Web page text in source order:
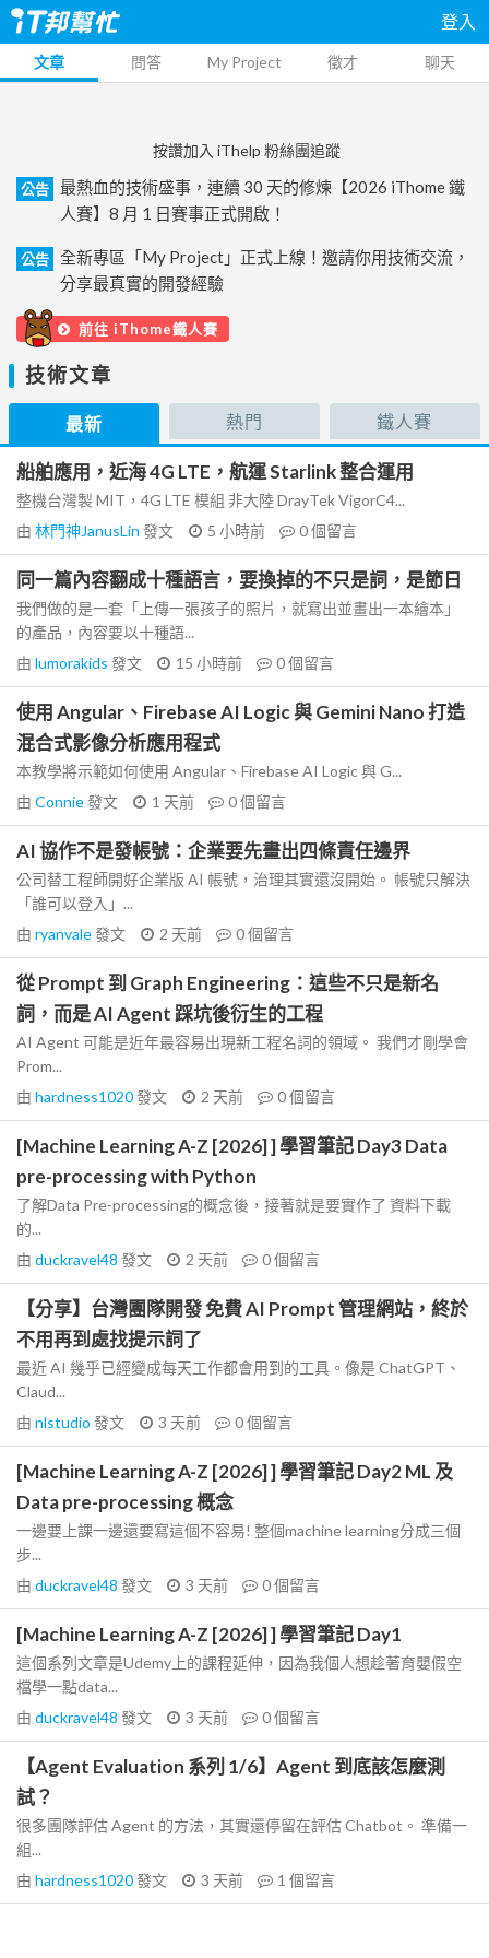
登入
文章 問答 My Project 徵才 聊天
按讚加入 iThelp 粉絲團追蹤
公告
最熱血的技術盛事，連續 30 天的修煉【2026 iThome 鐵
人賽】8 月 1 日賽事正式開啟！
公告
全新專區「My Project」正式上線！邀請你用技術交流，
分享最真實的開發經驗
前往 iThome鐵人賽
技術文章
最新 熱門 鐵人賽
船舶應用，近海 4G LTE，航運 Starlink 整合運用
整機台灣製 MIT，4G LTE 模組 非大陸 DrayTek VigorC4...
由 林門神JanusLin 發文 5 小時前 0個留言
同一篇內容翻成十種語言，要換掉的不只是詞，是節日
我們做的是一套「上傳一張孩子的照片，就寫出並畫出一本繪本」
的產品，內容要以十種語...
由 lumorakids 發文 15 小時前 0個留言
使用 Angular、Firebase AI Logic 與 Gemini Nano 打造
混合式影像分析應用程式
本教學將示範如何使用 Angular、Firebase AI Logic 與 G...
由 Connie發文 1 天前 0個留言
AI 協作不是發帳號：企業要先畫出四條責任邊界
公司替工程師開好企業版 AI 帳號，治理其實還沒開始。 帳號只解決
「誰可以登入」...
由 ryanvale發文 2 天前 0個留言
從 Prompt 到 Graph Engineering：這些不只是新名
詞，而是 AI Agent 踩坑後衍生的工程
AI Agent 可能是近年最容易出現新工程名詞的領域。 我們才剛學會
Prom...
由 hardness1020發文 2 天前 0個留言
[Machine Learning A-Z [2026] ] 學習筆記 Day3 Data
pre-processing with Python
了解Data Pre-processing的概念後，接著就是要實作了 資料下載
的...
由 duckravel48 發文 2 天前 0個留言
【分享】台灣團隊開發 免費 AI Prompt 管理網站，終於
不用再到處找提示詞了
最近 AI 幾乎已經變成每天工作都會用到的工具。像是 ChatGPT、
Claud...
由 nlstudio 發文 3 天前 0個留言
[Machine Learning A-Z [2026] ] 學習筆記 Day2 ML 及
Data pre-processing 概念
一邊要上課一邊還要寫這個不容易! 整個machine learning分成三個
步...
由 duckravel48 發文 3 天前 0個留言
[Machine Learning A-Z [2026] ] 學習筆記 Day1
這個系列文章是Udemy上的課程延伸，因為我個人想趁著育嬰假空
檔學一點data...
由 duckravel48 發文 3 天前 0個留言
【Agent Evaluation 系列 1/6】Agent 到底該怎麼測
試？
很多團隊評估 Agent 的方法，其實還停留在評估 Chatbot。 準備一
組...
由 hardness1020發文 3 天前 1 個留言